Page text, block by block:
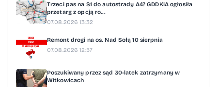
Trzeci pas na S1 do autostrady A4? GDDKiA ogłosiła
przetarg z opcją ro...
07.08.2026 13:32
Remont drogi na os. Nad Sołą 10 sierpnia
07.08.2026 12:57
Poszukiwany przez sąd 30-latek zatrzymany w
Witkowicach